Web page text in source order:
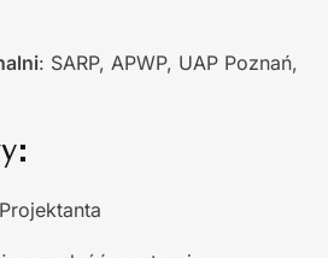
: SARP, APWP, UAP Poznań,